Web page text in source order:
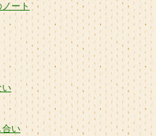
ート
い
合い